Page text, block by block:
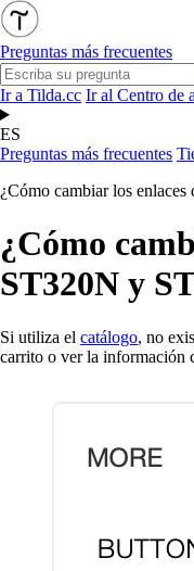
Preguntas más frecuentes
Ir a Tilda.cc Ir al Centro de
ES
Preguntas más frecuentes
¿Cómo cambiar los
¿Cómo
ST320N y
Si utiliza el catálogo, no
carrito o ver la información